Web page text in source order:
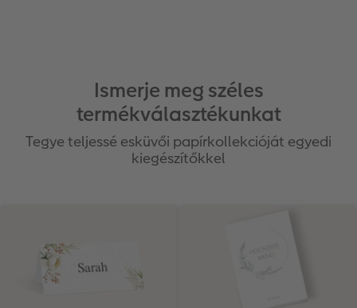
Ismerje meg széles
termékválasztékunkat
Tegye teljessé esküvői papírkollekcióját egyedi
kiegészítőkkel